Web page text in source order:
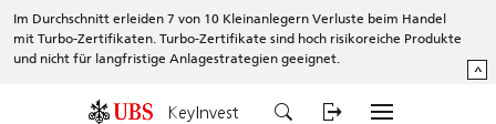
Im Durchschnitt erleiden 7 von 10 Kleinanlegern Verluste beim Handel
mit Turbo-Zertifikaten. Turbo-Zertifikate sind hoch risikoreiche Produkte
und nicht für langfristige Anlagestrategien geeignet.
^
KeyInvest